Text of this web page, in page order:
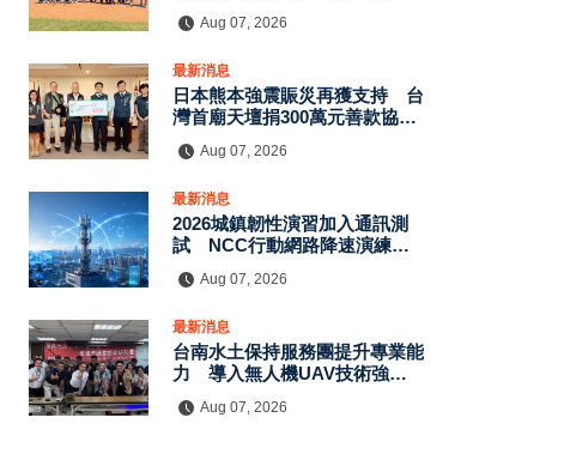
Aug 07, 2026
最新消息
日本熊本強震賑災再獲支持 台
灣首廟天壇捐300萬元善款協助
Aug 07, 2026
最新消息
2026城鎮韌性演習加入通訊測
試 NCC行動網路降速演練驗
Aug 07, 2026
最新消息
台南水土保持服務團提升專業能
力 導入無人機UAV技術強化
Aug 07, 2026